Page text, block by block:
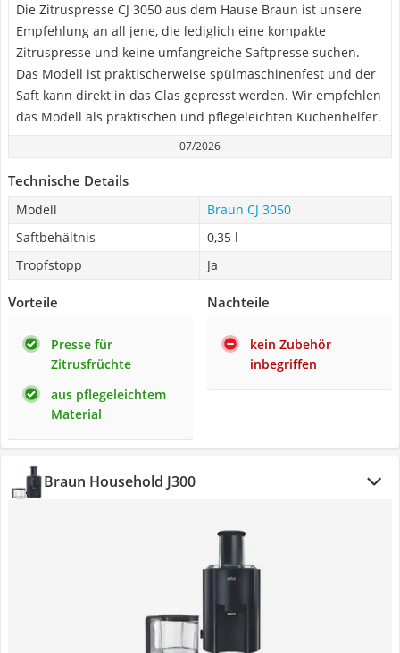
Die Zitruspresse CJ 3050 aus dem Hause Braun ist unsere
Empfehlung an all jene, die lediglich eine kompakte
Zitruspresse und keine umfangreiche Saftpresse suchen.
Das Modell ist praktischerweise spülmaschinenfest und der
Saft kann direkt in das Glas gepresst werden. Wir empfehlen
das Modell als praktischen und pflegeleichten Küchenhelfer.
07/2026
Technische Details
Modell
Braun CJ 3050
Saftbehältnis
0,35 l
Tropfstopp
Ja
Vorteile
Presse für
Zitrusfrüchte
aus pflegeleichtem
Material
Nachteile
kein Zubehör
inbegriffen
Braun Household J300